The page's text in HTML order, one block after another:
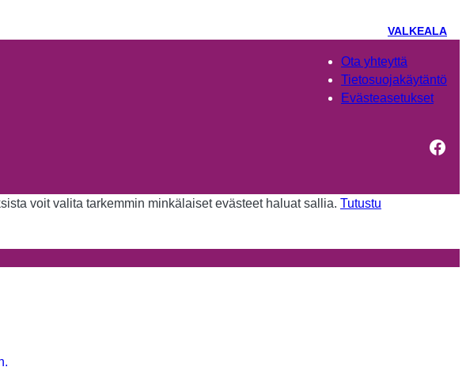
VALKEALA
Ota yhteyttä
Tietosuojakäytäntö
Evästeasetukset
voit valita tarkemmin minkälaiset evästeet haluat sallia. Tutustu